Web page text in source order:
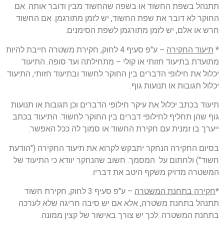
תתנהל בשפת החשוד או בשפה שהחשוד מבין ודובר אותה. אם
החוקר לא דובר את שפת החשוד, יש לזמן מתורגמן. אם החשוד
חרש או אלם, יש לזמן מתורגמן לשפת הסימנים.
* תיעוד החקירה
– ע"פ סעיף 4 לחוק, חקירת משטרה חייבת להיות
מתועדת בתיעוד חזותי או קולי – מתחילתה ועד סופה. התיעוד
יכלול את חילופי הדברים בין החוקר לחשוד ובתיעוד חזותי, התיעוד
יכלול תגובות או תנועות גוף.
תיעוד בכתב יכלול את עיקר חילופי הדברים וכן תגובות או תנועות
גוף שהן תחליף לחילופי דברים בין החוקר לחשוד. התיעוד בכתב
ייערך בו זמנית עם חקירת החשוד או סמוך לה ככל האפשר.
בסיום החקירה הנחקר יתבקש לקרוא את תיעוד החקירה ("הודעת
חשוד") ולחתום על המסמך. חשוב שהנחקר יוודא כי התיעוד של
המשטרה מדויק משקף היטב את דבריו.
*חקירה בתחנת המשטרה
– ע"פ סעיף 3 לחוק, חקירת חשוד
תתנהל בתחנת משטרה, אלא אם יש סיבה חריגה שלא לערכה
בתחנת המשטרה. לכך יש צורך באישור של קצין ממונה.